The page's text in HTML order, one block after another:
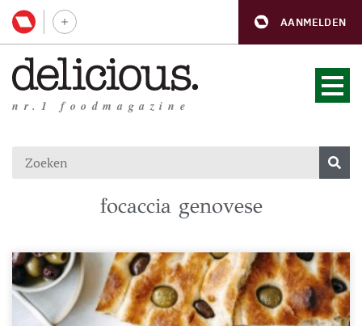
AANMELDEN
nr.1 foodmagazine
focaccia genovese